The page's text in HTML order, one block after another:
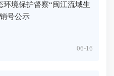
境保护督察“闽江流域生
号公示
06-16